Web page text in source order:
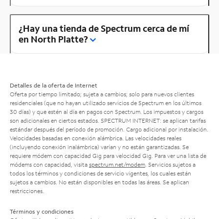
¿Hay una tienda de Spectrum cerca de mí
en North Platte?
Detalles de la oferta de Internet
Oferta por tiempo limitado; sujeta a cambios; solo para nuevos clientes
residenciales (que no hayan utilizado servicios de Spectrum en los últimos
30 días) y que estén al día en pagos con Spectrum. Los impuestos y cargos
son adicionales en ciertos estados. SPECTRUM INTERNET: se aplican tarifas
estándar después del período de promoción. Cargo adicional por instalación.
Velocidades basadas en conexión alámbrica. Las velocidades reales
(incluyendo conexión inalámbrica) varían y no están garantizadas. Se
requiere módem con capacidad Gig para velocidad Gig. Para ver una lista de
módems con capacidad, visita spectrum.net/modem . Servicios sujetos a
todos los términos y condiciones de servicio vigentes, los cuales están
sujetos a cambios. No están disponibles en todas las áreas. Se aplican
restricciones.
Términos y condiciones